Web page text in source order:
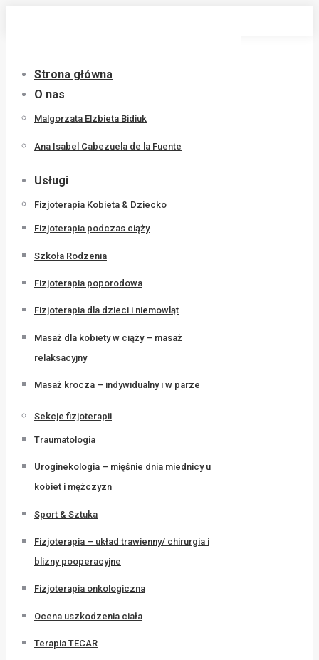
Strona główna
O nas
Malgorzata Elzbieta Bidiuk
Ana Isabel Cabezuela de la Fuente
Usługi
Fizjoterapia Kobieta & Dziecko
Fizjoterapia podczas ciąży
Szkoła Rodzenia
Fizjoterapia poporodowa
Fizjoterapia dla dzieci i niemowląt
Masaż dla kobiety w ciąży – masaż
relaksacyjny
Masaż krocza – indywidualny i w parze
Sekcje fizjoterapii
Traumatologia
Uroginekologia – mięśnie dnia miednicy u
kobiet i mężczyzn
Sport & Sztuka
Fizjoterapia – układ trawienny/ chirurgia i
blizny pooperacyjne
Fizjoterapia onkologiczna
Ocena uszkodzenia ciała
Terapia TECAR